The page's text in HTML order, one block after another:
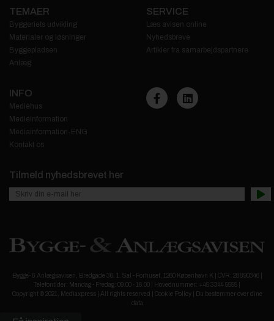
TEMAER
Byggeriets udvikling
Materialer og løsninger
Byggepladsen
Anlæg
SERVICE
Læs avisen online
Nyhedsbreve
Artikler fra samarbejdspartnere
INFO
Mediehus
Medieinformation
Mediainformation-ENG
Kontakt os
Tilmeld nyhedsbrevet her
Bygge- & Anlægsavisen, Bredgade 36. 1. Sal - Forhuset, 1260 København K | CVR: 28890346 |
Telefontider: Mandag - Fredag: 09.00 - 16.00 | Hovednummer: +45 3344 5555 |
Copyright © 2021, Mediaxpress | All rights reserved | Cookie Policy
Du bestemmer over dine
data